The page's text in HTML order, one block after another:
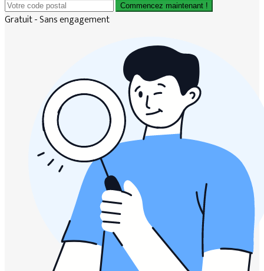
Commencez maintenant !
Gratuit - Sans engagement